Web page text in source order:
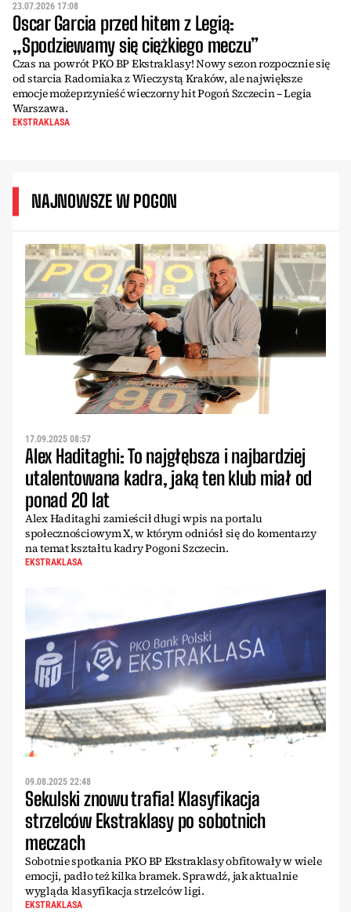
23.07.2026 17:08
Oscar Garcia przed hitem z Legią:
„Spodziewamy się ciężkiego meczu”
Czas na powrót PKO BP Ekstraklasy! Nowy sezon rozpocznie się
od starcia Radomiaka z Wieczystą Kraków, ale największe
emocje możeprzynieść wieczorny hit Pogoń Szczecin – Legia
Warszawa.
EKSTRAKLASA
NAJNOWSZE W POGON
17.09.2025 08:57
Alex Haditaghi: To najgłębsza i najbardziej
utalentowana kadra, jaką ten klub miał od
ponad 20 lat
Alex Haditaghi zamieścił długi wpis na portalu
społecznościowym X, w którym odniósł się do komentarzy
na temat kształtu kadry Pogoni Szczecin.
EKSTRAKLASA
09.08.2025 22:48
Sekulski znowu trafia! Klasyfikacja
strzelców Ekstraklasy po sobotnich
meczach
Sobotnie spotkania PKO BP Ekstraklasy obfitowały w wiele
emocji, padło też kilka bramek. Sprawdź, jak aktualnie
wygląda klasyfikacja strzelców ligi.
EKSTRAKLASA